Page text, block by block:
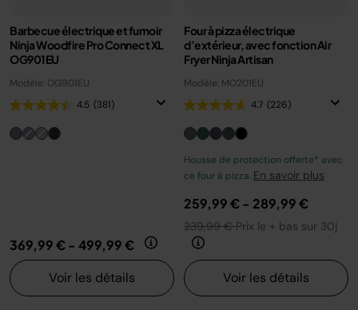
Barbecue électrique et fumoir
Ninja Woodfire Pro Connect XL
OG901EU
Modèle: OG901EU
4.5 (381)
369,99 €- 499,99 €
Voir les détails
Four à pizza électrique
d’extérieur, avec fonction Air
Fryer Ninja Artisan
Modèle: MO201EU
4.7 (226)
Housse de protection offerte* avec
ce four à pizza. En savoir plus
259,99 €- 289,99 €
239,99 €Prix le + bas sur 30j
Voir les détails